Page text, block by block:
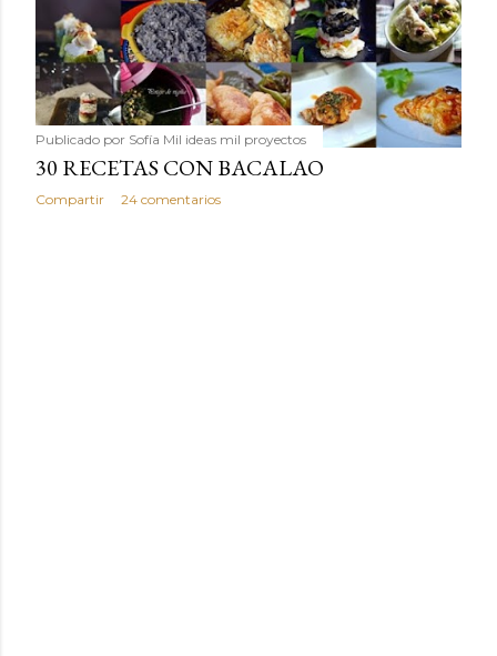
Publicado por Sofía Mil ideas mil proyectos
30 RECETAS CON BACALAO
Compartir 24 comentarios